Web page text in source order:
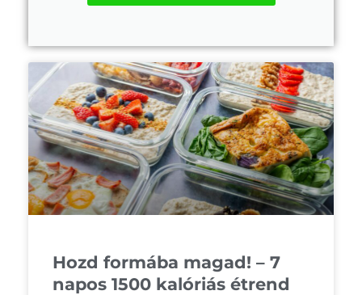
Hozd formába magad! – 7
napos 1500 kalóriás étrend